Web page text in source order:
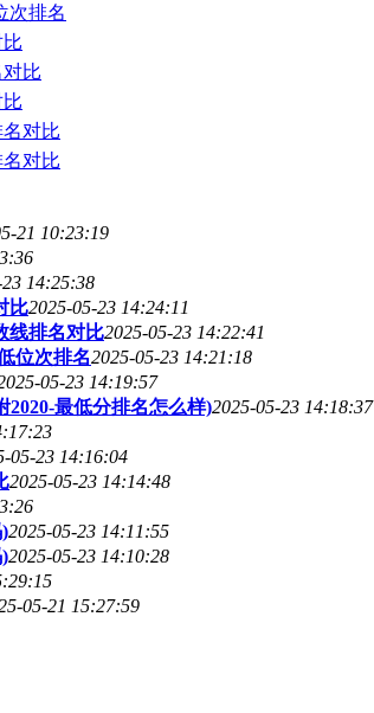
次排名
比
对比
对比
21 10:23:19
14:25:38
比2025-05-23 14:24:11
线排名对比2025-05-23 14:22:41
位次排名2025-05-23 14:21:18
05-23 14:19:57
最低分排名怎么样)2025-05-23 14:18:37
05-23 14:16:04
2025-05-23 14:14:48
2025-05-23 14:11:55
2025-05-23 14:10:28
05-21 15:27:59